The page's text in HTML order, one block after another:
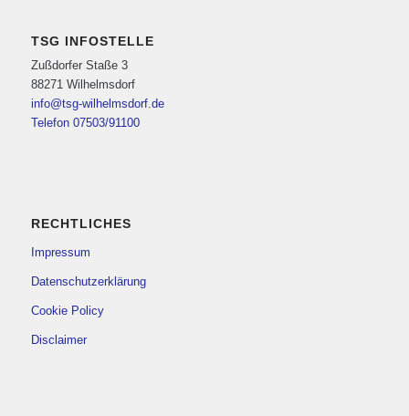
TSG INFOSTELLE
Zußdorfer Staße 3
88271 Wilhelmsdorf
info@tsg-wilhelmsdorf.de
Telefon 07503/91100
RECHTLICHES
Impressum
Datenschutzerklärung
Cookie Policy
Disclaimer